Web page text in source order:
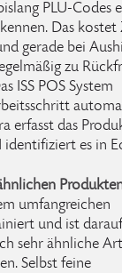
PLU-Codes
Das
gerade bei
zu
ISS POS System
erfasst das
identifiziert es in
umfangreichen
und ist darauf
sehr ähnliche
Selbst feine